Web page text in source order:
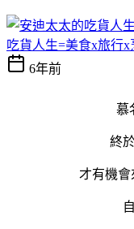
吃貨人生=美食x旅行x
6年前
慕
終
才有機會